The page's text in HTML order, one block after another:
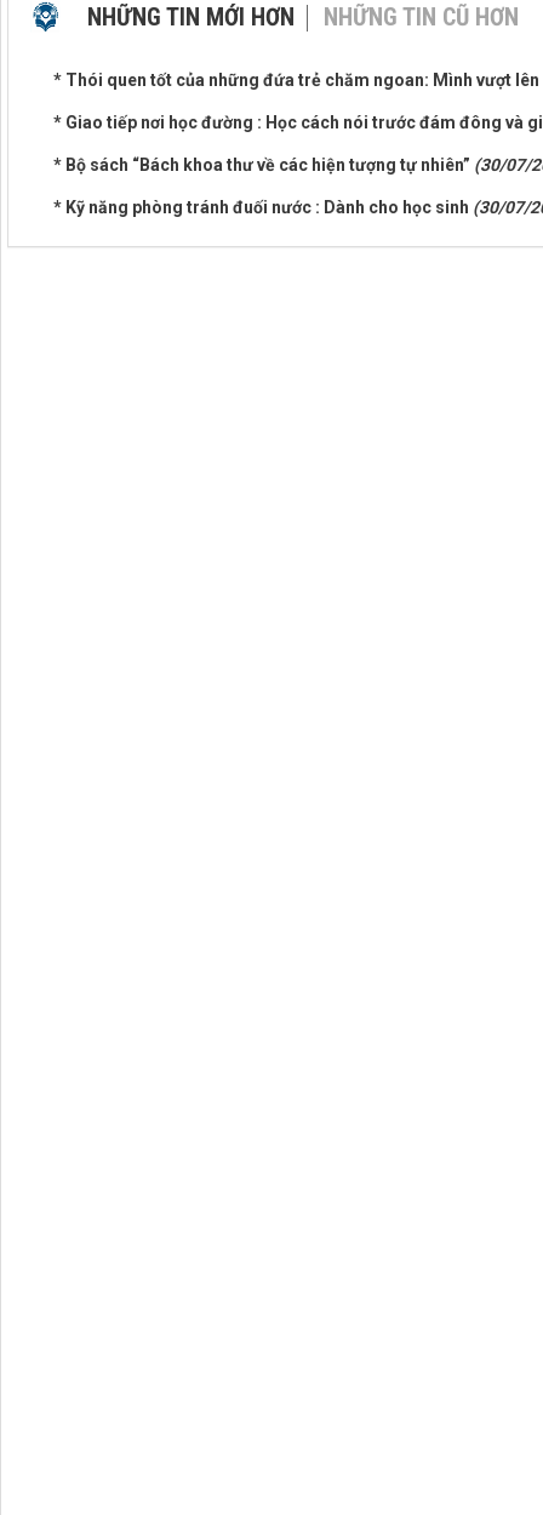
NHỮNG TIN MỚI HƠN NHỮNG TIN CŨ HƠN
* Thói quen tốt của những đứa trẻ chăm ngoan: Mình vượt
* Giao tiếp nơi học đường : Học cách nói trước đám đông và
* Bộ sách “Bách khoa thư về các hiện tượng tự nhiên” (30/07/
* Kỹ năng phòng tránh đuối nước : Dành cho học sinh (30/07/